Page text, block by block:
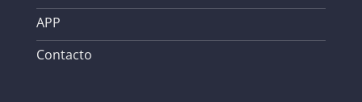
APP
Contacto